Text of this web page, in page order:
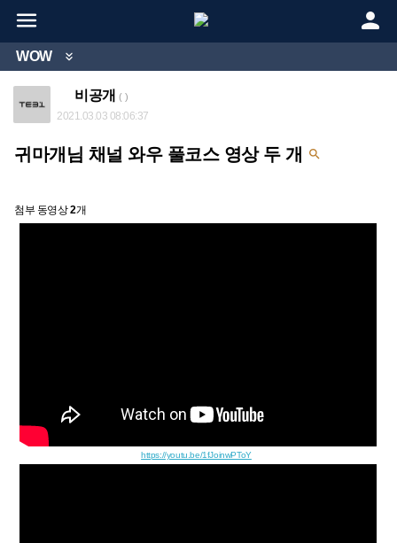
 
WOW 
비공개 ( )
2021.03.03 08:06:37
귀마개님 채널 와우 풀코스 영상 두 개 
첨부 동영상2개
https://youtu.be/1fJoinwPToY